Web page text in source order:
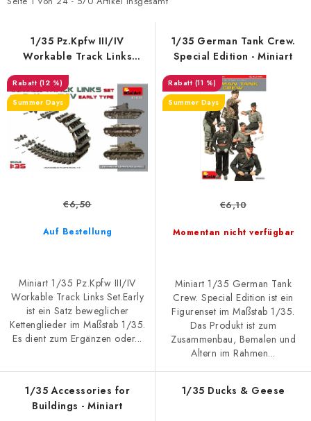
VERKAUFTE MARKEN
Über uns
Versand und Bezahlung
Bedingungen und Konditionen
Datenschutzbestimmungen
Beschwerdeverfahren
Großhandel
FAQ
Großbestellung
r
P
o
d
s
o
i
1/35 Pz.Kpfw III/IV
Workable Track Links
(12 %)
Summer Days
Auf Bestellung
€6,50
Miniart 1/35 Pz.Kpfw III/IV
Workable Track Links Set.Early
ist ein Satz beweglicher
Kettenglieder im Maßstab 1/35.
Es dient zum Ergänzen oder...
1/35 German Tank Crew.
Special Edition - Miniart
(11 %)
Summer Days
Momentan nicht verfügbar
€6,10
Miniart 1/35 German Tank
Crew. Special Edition ist ein
Figurenset im Maßstab 1/35.
Das Produkt ist zum
Zusammenbau, Bemalen und
Altern im Rahmen...
1/35 Accessories for
Buildings - Miniart
1/35 Ducks & Geese